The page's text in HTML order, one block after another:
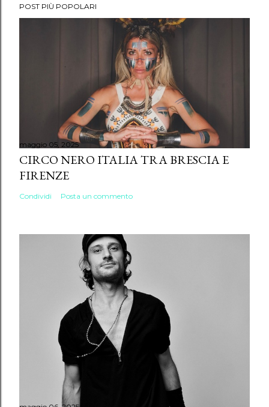
POST PIÙ POPOLARI
maggio 05, 2025
CIRCO NERO ITALIA TRA BRESCIA E
FIRENZE
Condividi Posta un commento